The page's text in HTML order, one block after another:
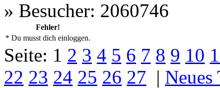
» Besucher: 2060746
Fehler!
* Du musst dich einloggen.
Seite: 1 2 3 4 5 6 7 8 9 10
22 23 24 25 26 27 | Neues